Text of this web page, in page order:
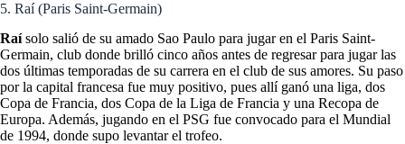
5. Raí (Paris Saint-Germain)
Raísolo salió de su amado Sao Paulo para jugar en el Paris Saint-
Germain, club donde brilló cinco años antes de regresar para jugar las
dos últimas temporadas de su carrera en el club de sus amores. Su paso
por la capital francesa fue muy positivo, pues allí ganó una liga, dos
Copa de Francia, dos Copa de la Liga de Francia y una Recopa de
Europa. Además, jugando en el PSG fue convocado para el Mundial
de 1994, donde supo levantar el trofeo.